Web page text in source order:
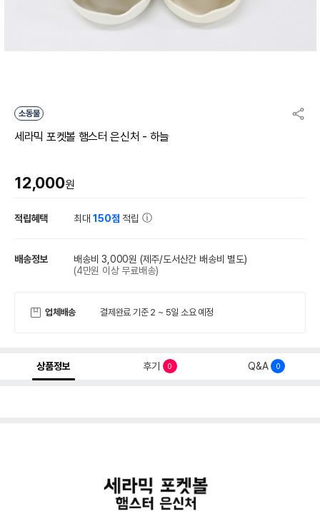
소동물
세라믹 포켓볼 햄스터 은신처 - 하늘
12,000원
적립혜택 최대150점 적립
배송정보 배송비 3,000원 (제주/도서산간 배송비 별도)
(4만원 이상 무료배송)
업체배송 결제완료 기준 2 ~ 5일 소요 예정
상품정보 후기 0 Q&A 0